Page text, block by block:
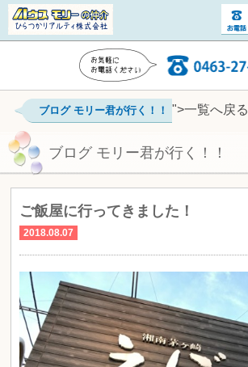
ブログ モリー君が行く！！ ">一覧へ戻る
ブログ モリー君が行く！！
ご飯屋に行ってきました！
2018.08.07